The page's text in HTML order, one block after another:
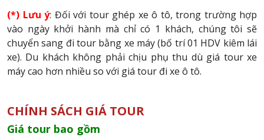
(*) Lưu ý: Đối với tour ghép xe ô tô, trong trường hợp
vào ngày khởi hành mà chỉ có 1 khách, chúng tôi sẽ
chuyển sang đi tour bằng xe máy (bố trí 01 HDV kiêm lái
xe). Du khách không phải chịu phụ thu dù giá tour xe
máy cao hơn nhiều so với giá tour đi xe ô tô.
CHÍNH SÁCH GIÁ TOUR
Giá tour bao gồm